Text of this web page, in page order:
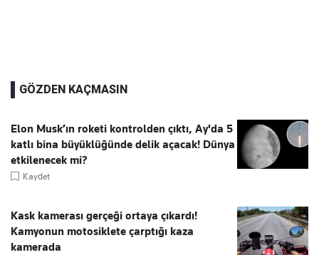
GÖZDEN KAÇMASIN
Elon Musk’ın roketi kontrolden çıktı, Ay'da 5
katlı bina büyüklüğünde delik açacak! Dünya
etkilenecek mi?
Kaydet
Kask kamerası gerçeği ortaya çıkardı!
Kamyonun motosiklete çarptığı kaza
kamerada